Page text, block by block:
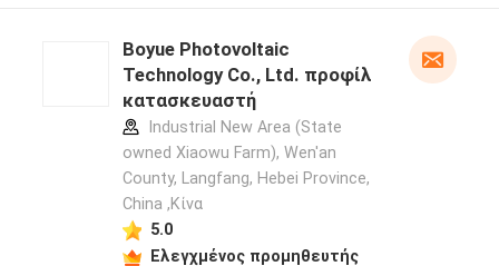
Boyue Photovoltaic
Technology Co., Ltd. προφίλ
κατασκευαστή
Industrial New Area (State
owned Xiaowu Farm), Wen'an
County, Langfang, Hebei Province,
China ,Κίνα
5.0
Ελεγχμένος προμηθευτής